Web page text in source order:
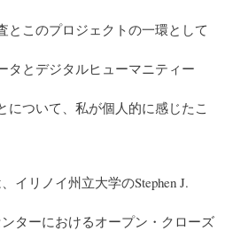
とこのプロジェクトの一環として
タとデジタルヒューマニティー
について、私が個人的に感じたこ
イリノイ州立大学のStephen J.
ンターにおけるオープン・クローズ